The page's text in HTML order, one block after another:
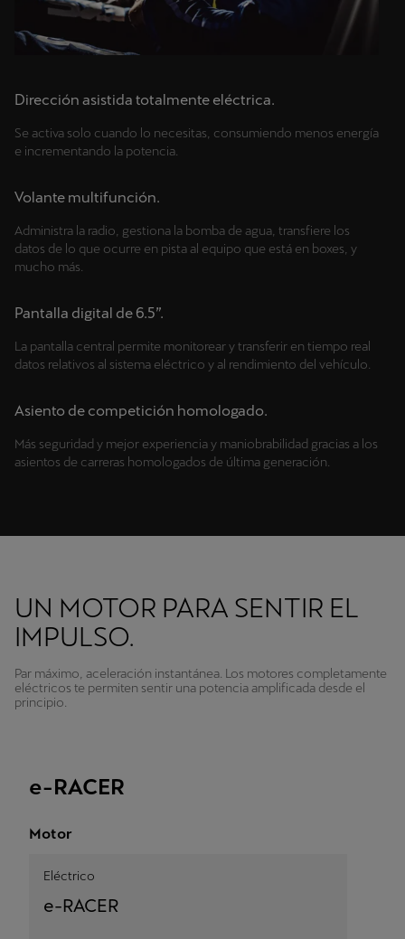
Dirección asistida totalmente eléctrica.
Se activa solo cuando lo necesitas, consumiendo menos energía
e incrementando la potencia.
Volante multifunción.
Administra la radio, gestiona la bomba de agua, transfiere los
datos de lo que ocurre en pista al equipo que está en boxes, y
mucho más.
Pantalla digital de 6.5”.
La pantalla central permite monitorear y transferir en tiempo real
datos relativos al sistema eléctrico y al rendimiento del vehículo.
Asiento de competición homologado.
Más seguridad y mejor experiencia y maniobrabilidad gracias a los
asientos de carreras homologados de última generación.
UN MOTOR PARA SENTIR EL
IMPULSO.
Par máximo, aceleración instantánea. Los motores completamente
eléctricos te permiten sentir una potencia amplificada desde el
principio.
e-RACER
Motor
Eléctrico
e-RACER